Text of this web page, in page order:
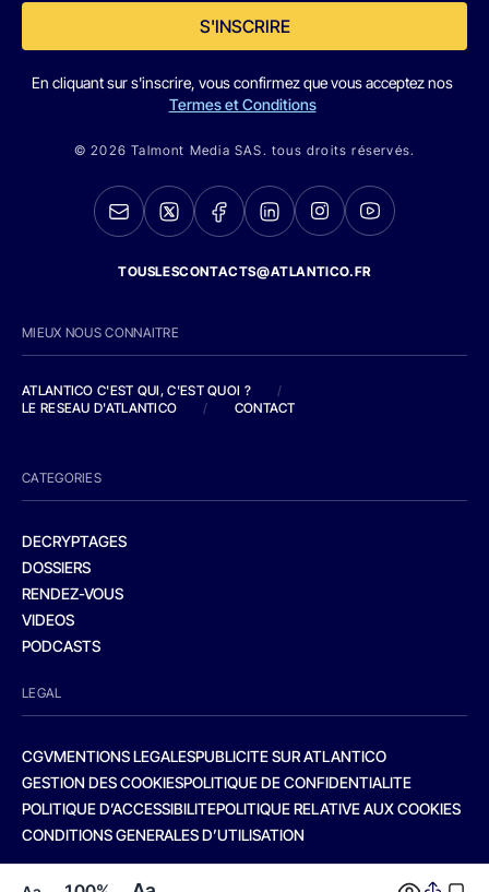
S'INSCRIRE
En cliquant sur s'inscrire, vous confirmez que vous acceptez nos
Termes et Conditions
© 2026 Talmont Media SAS. tous droits réservés.
TOUSLESCONTACTS@ATLANTICO.FR
MIEUX NOUS CONNAITRE
ATLANTICO C'EST QUI, C'EST QUOI ?
/
LE RESEAU D'ATLANTICO
/ CONTACT
CATEGORIES
DECRYPTAGES
DOSSIERS
RENDEZ-VOUS
VIDEOS
PODCASTS
LEGAL
CGVMENTIONS LEGALESPUBLICITE SUR ATLANTICO
GESTION DES COOKIESPOLITIQUE DE CONFIDENTIALITE
POLITIQUE D’ACCESSIBILITEPOLITIQUE RELATIVE AUX COOKIES
CONDITIONS GENERALES D’UTILISATION